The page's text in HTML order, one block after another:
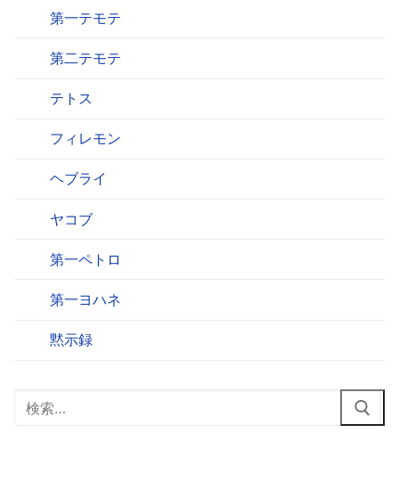
第一テモテ
第二テモテ
テトス
フィレモン
ヘブライ
ヤコブ
第一ペトロ
第一ヨハネ
黙示録
索: